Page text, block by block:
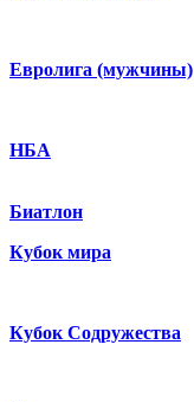
Евролига (мужчины)
НБА
Биатлон
Кубок мира
Кубок Содружества